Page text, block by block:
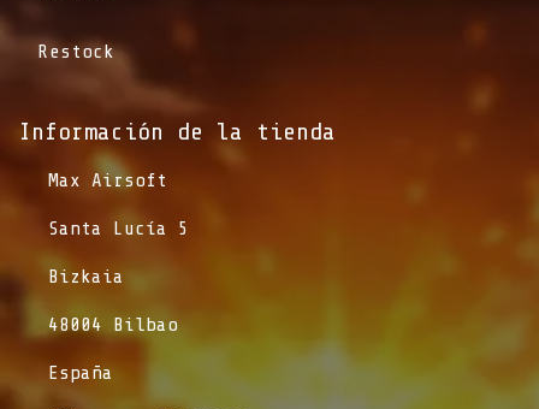
Restock
Información de la tienda​
​Max Airsoft
​Santa Lucía 5
​Bizkaia
​48004 Bilbao
​España